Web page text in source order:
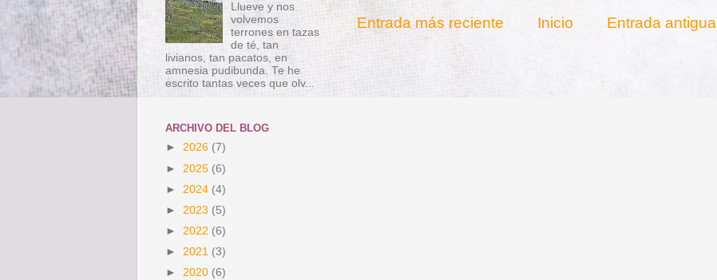
Entrada más reciente Entrada antigua
Inicio
Llueve y nos
volvemos
terrones en tazas
de té, tan
livianos, tan pacatos, en
amnesia pudibunda. Te he
escrito tantas veces que olv...
ARCHIVO DEL BLOG
► 2026 (7)
► 2025 (6)
► 2024 (4)
► 2023 (5)
► 2022 (6)
► 2021 (3)
► 2020 (6)